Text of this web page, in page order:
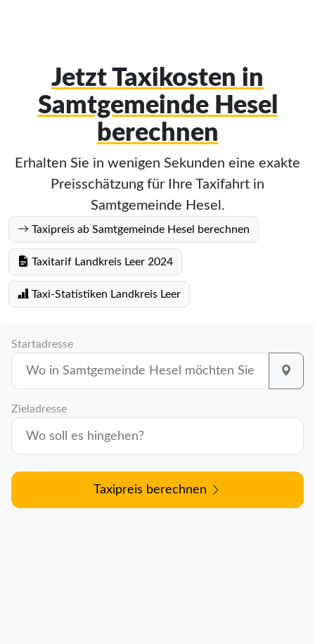
Jetzt Taxikosten in
Samtgemeinde Hesel
berechnen
Erhalten Sie in wenigen Sekunden eine exakte
Preisschätzung für Ihre Taxifahrt in
Samtgemeinde Hesel.
Taxipreis ab Samtgemeinde Hesel berechnen
Taxitarif Landkreis Leer 2024
Taxi-Statistiken Landkreis Leer
Startadresse
Zieladresse
Taxipreis berechnen